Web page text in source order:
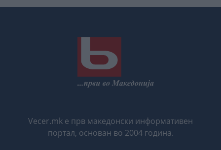
Vecer.mk е прв македонски информативен
портал, основан во 2004 година.